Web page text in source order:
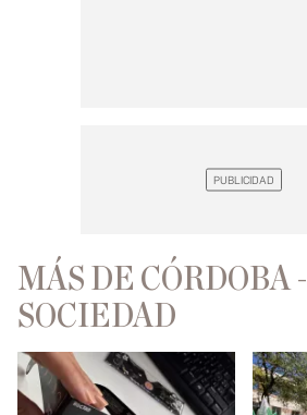
MÁS DE CÓRDOBA -
SOCIEDAD